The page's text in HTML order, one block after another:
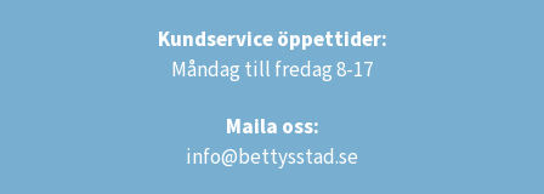
Kundservice öppettider:
Måndag till fredag 8-17
Maila oss:
info@bettysstad.se